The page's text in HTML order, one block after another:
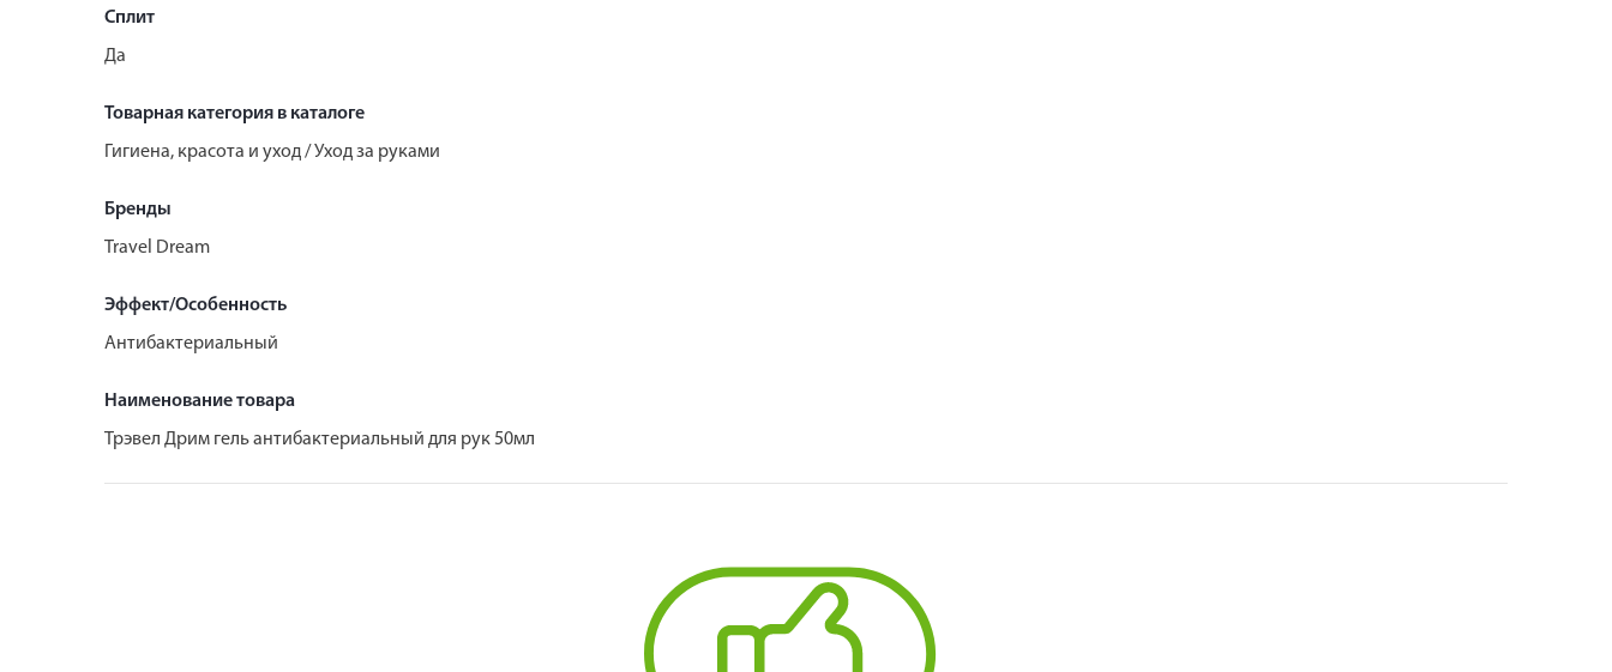
Сплит
Да
Товарная категория в каталоге
Гигиена, красота и уход / Уход за руками
Бренды
Travel Dream
Эффект/Особенность
Антибактериальный
Наименование товара
Трэвел Дрим гель антибактериальный для рук 50мл